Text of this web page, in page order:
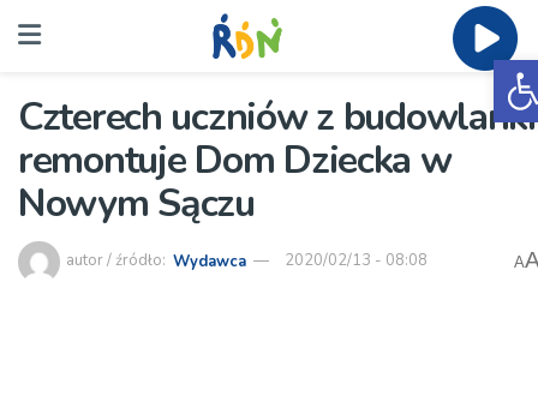
Czterech uczniów z budowlanki
remontuje Dom Dziecka w
Nowym Sączu
autor / źródło: Wydawca 2020/02/13 - 08:08 A